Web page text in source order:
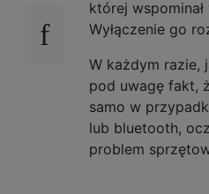
której
Wyłączenie go
W każdym razie,
pod uwagę fakt,
samo w
lub bluetooth,
problem